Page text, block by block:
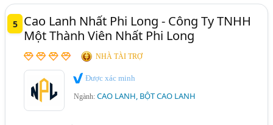
5
Cao Lanh Nhất Phi Long - Công Ty TNHH
Một Thành Viên Nhất Phi Long
NHÀ TÀI TRỢ
Được xác minh
Ngành:CAO LANH, BỘT CAO LANH